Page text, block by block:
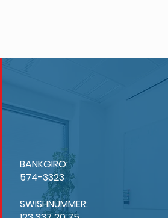
BANKGIRO:
574-3323
SWISHNUMMER: